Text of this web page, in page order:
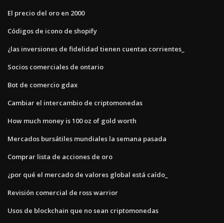
El precio del oro en 2000
Códigos de icono de shopify
¿las inversiones de fidelidad tienen cuentas corrientes_
Socios comerciales de ontario
Bot de comercio gdax
Cambiar el intercambio de criptomonedas
How much money is 100 oz of gold worth
Mercados bursátiles mundiales la semana pasada
Comprar lista de acciones de oro
¿por qué el mercado de valores global está caído_
Revisión comercial de ross warrior
Usos de blockchain que no sean criptomonedas